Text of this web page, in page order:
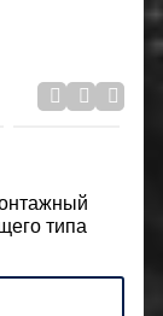
типа